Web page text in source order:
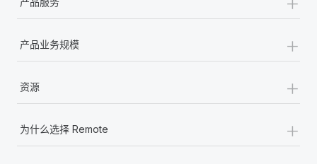
产品业务规模 +
资源 +
为什么选择 Remote +